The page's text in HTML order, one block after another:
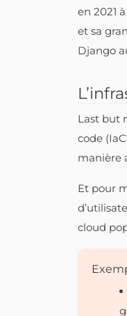
en 2021
et sa
Django
Last but
code
manière
Et pour
cloud